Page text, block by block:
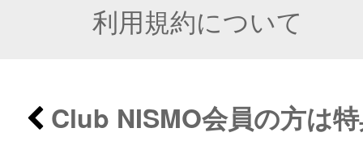
利用規約について
Club NISMO会員の方は